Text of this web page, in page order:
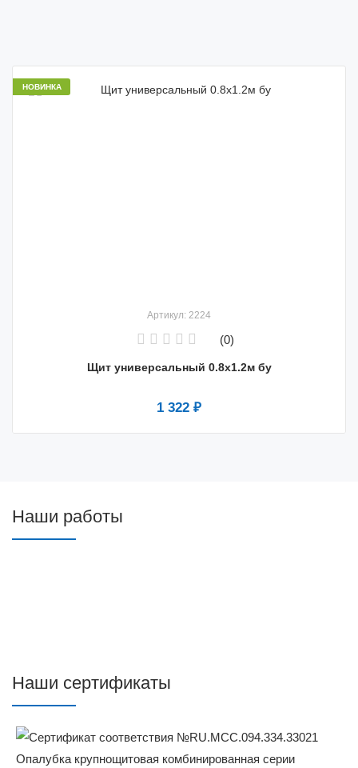
НОВИНКА
Артикул: 2224
(0)
Щит универсальный 0.8x1.2м бу
1 322 ₽
Наши работы
Наши сертификаты